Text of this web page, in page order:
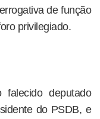
de função
privilegiado.
deputado
do PSDB, e